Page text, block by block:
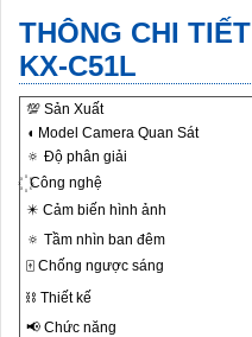
THÔNG CHI
KX-C51L
💯 Sản Xuất
◖ Model Camera Quan Sát
🔅 Độ phân giải
꙰ Công nghệ
✴️ Cảm biến hình ảnh
🔅 Tầm nhìn ban đêm
🀄 Chống ngược sáng
⛓ Thiết kế
📢 Chức năng